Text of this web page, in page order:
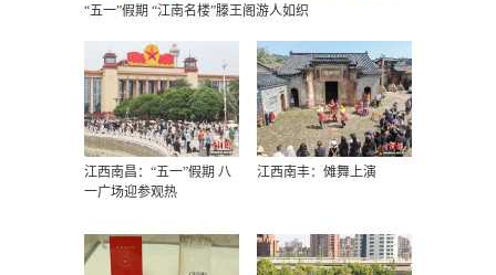
“五一”假期 “江南名楼”滕王阁游人如织
江西南昌：“五一”假期 八
一广场迎参观热
江西南丰：傩舞上演